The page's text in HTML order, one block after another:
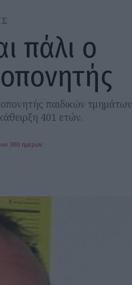
πάλι ο
παιδικών τμημάτων
401 ετών.
360 ημερών